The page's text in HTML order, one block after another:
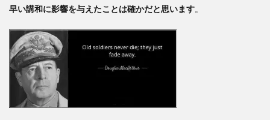
早い講和に影響を与えたことは確かだと思います。